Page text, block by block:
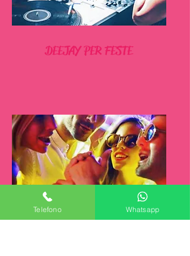
DEEJAY PER FESTE
Telefono Whatsapp